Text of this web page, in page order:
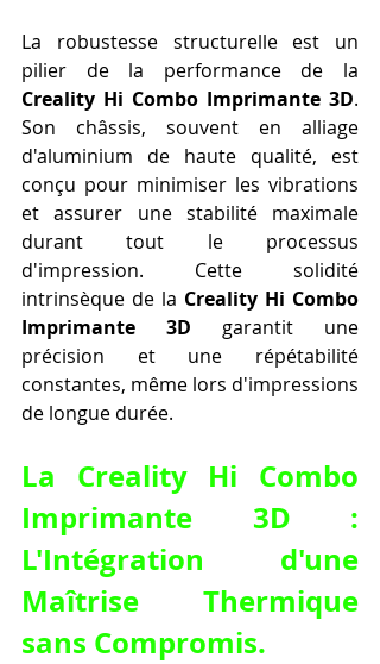
La robustesse structurelle est un
Creality Hi Combo Imprimante 3D.
Son châssis, souvent en alliage
d'aluminium de haute qualité, est
conçu pour minimiser les vibrations
et assurer une stabilité maximale
durant tout le processus
d'impression. Cette solidité
intrinsèque de la Creality Hi Combo
Imprimante 3D garantit une
précision et une répétabilité
constantes, même lors d'impressions
de longue durée.
La Creality Hi Combo
Imprimante 3D :
L'Intégration d'une
Maîtrise Thermique
sans Compromis.